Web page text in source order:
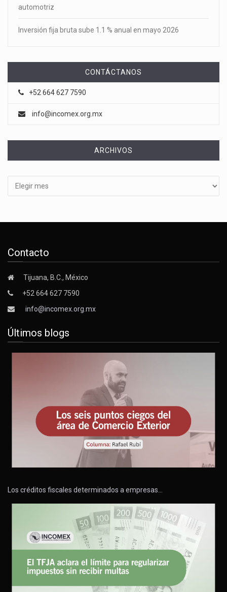
automotriz
Inversión fija bruta sube 1.1 % anual en mayo 2026
CONTÁCTANOS
+52 664 627 7590
info@incomex.org.mx
ARCHIVOS
Contacto
Tijuana, B.C., México
+52 664 627 7590
info@incomex.org.mx
Últimos blogs
Los créditos fiscales determinados a empresas…